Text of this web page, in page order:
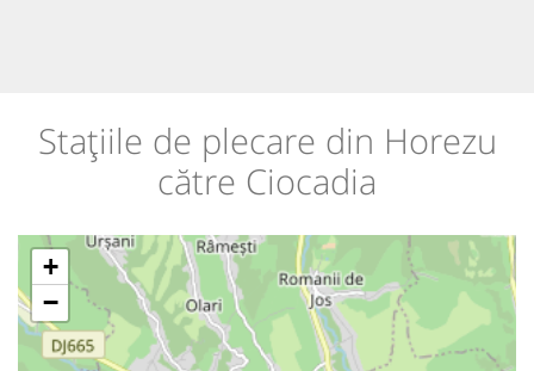
Stațiile de plecare din Horezu
către Ciocadia
+
−